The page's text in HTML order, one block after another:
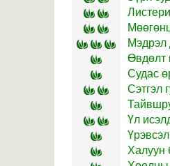
Мэдрэл
Өвдөлт
Судас
Сэтгэл
Үл
Халуун